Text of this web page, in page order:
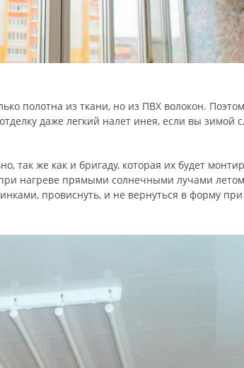
полотна из ткани, но из ПВХ волокон.
даже легкий налет инея, если вы зимой
так же как и бригаду, которая их будет
нагреве прямыми солнечными лучами
провиснуть, и не вернуться в форму